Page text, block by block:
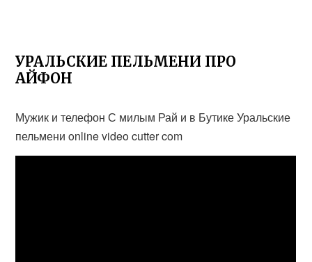
УРАЛЬСКИЕ ПЕЛЬМЕНИ ПРО
АЙФОН
Мужик и телефон С милым Рай и в Бутике Уральские
пельмени online video cutter com